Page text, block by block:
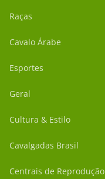
Raças
Cavalo Árabe
Esportes
Geral
Cultura & Estilo
Cavalgadas Brasil
Centrais de Reprodução